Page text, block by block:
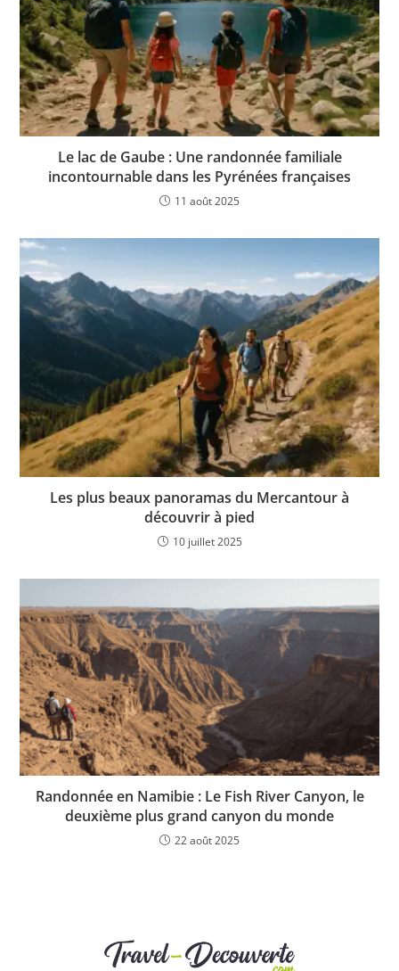
Le lac de Gaube : Une randonnée familiale
incontournable dans les Pyrénées françaises
11 août 2025
Les plus beaux panoramas du Mercantour à
découvrir à pied
10 juillet 2025
Randonnée en Namibie : Le Fish River Canyon, le
deuxième plus grand canyon du monde
22 août 2025